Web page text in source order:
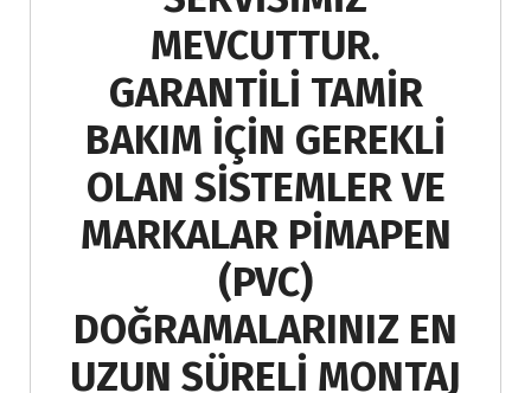
MEVCUTTUR.
GARANTİLİ TAMİR
BAKIM İÇİN GEREKLİ
OLAN SİSTEMLER VE
MARKALAR PİMAPEN
(PVC)
DOĞRAMALARINIZ EN
UZUN SÜRELİ MONTAJ